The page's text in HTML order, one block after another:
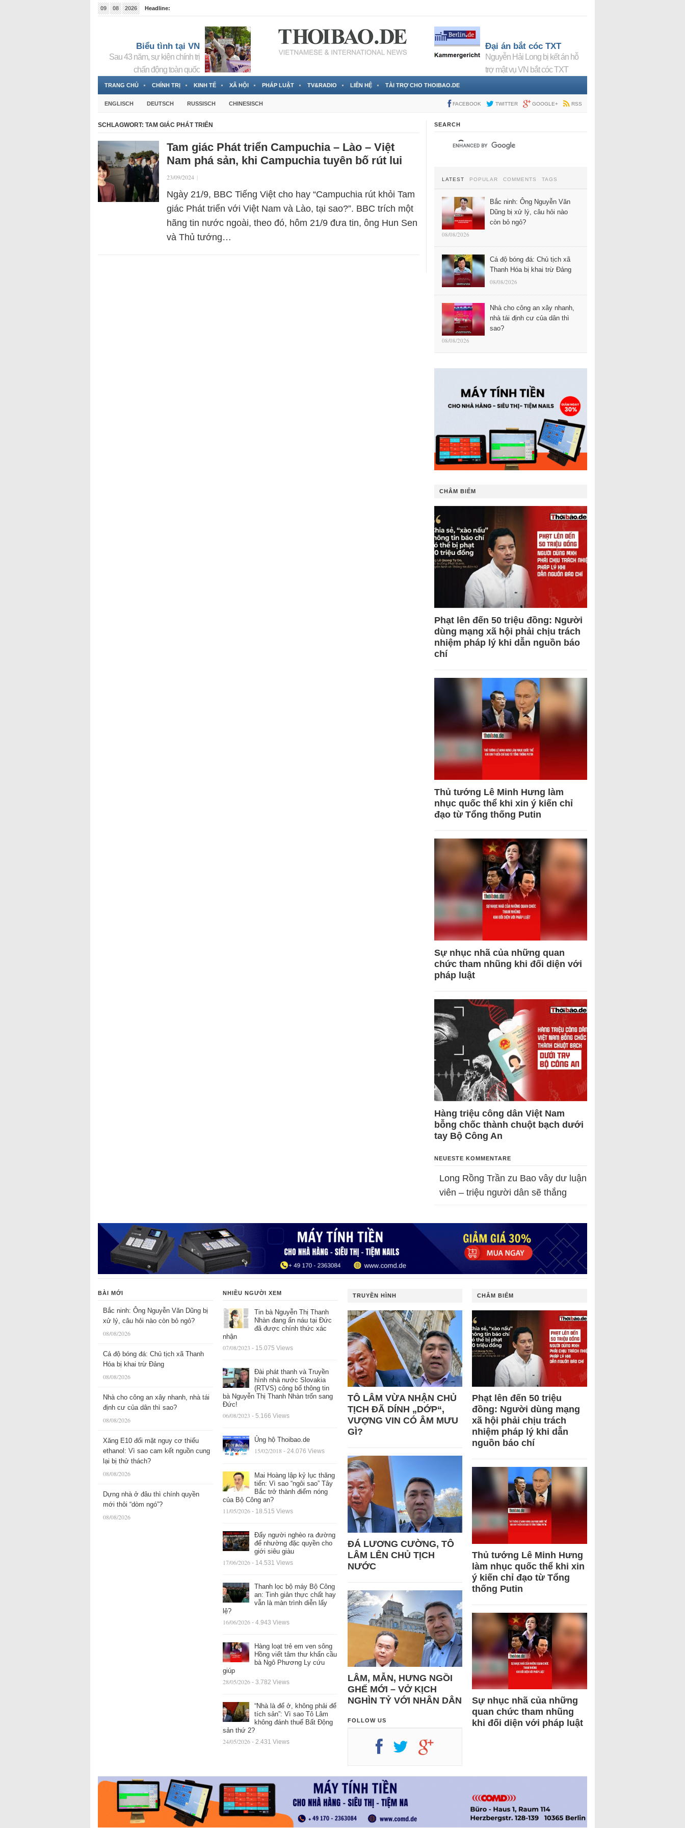
09 08 2026
Headline:
Biểu tình tại VN
Sau 43 năm, sự kiện chính trị
chấn động toàn quốc
Đại án bắt cóc TXT
Nguyễn Hải Long bị kết án hỗ
trợ mật vụ VN bắt cóc TXT
TRANG CHỦ CHÍNH TRỊ KINH TẾ XÃ HỘI PHÁP LUẬT TV&RADIO LIÊN HỆ TÀI TRỢ CHO THOIBAO.DE
ENGLISCH DEUTSCH RUSSISCH CHINESISCH FACEBOOK TWITTER GOOGLE+ RSS
SCHLAGWORT: TAM GIÁC PHÁT TRIỂN
Tam giác Phát triển Campuchia – Lào – Việt
Nam phá sản, khi Campuchia tuyên bố rút lui
23/09/2024 |
Ngày 21/9, BBC Tiếng Việt cho hay “Campuchia rút khỏi Tam
giác Phát triển với Việt Nam và Lào, tại sao?”. BBC trích một
hãng tin nước ngoài, theo đó, hôm 21/9 đưa tin, ông Hun Sen
và Thủ tướng…
SEARCH
LATEST POPULAR COMMENTS TAGS
Bắc ninh: Ông Nguyễn Văn
Dũng bị xử lý, câu hỏi nào
còn bỏ ngỏ?
08/08/2026
Cá độ bóng đá: Chủ tịch xã
Thanh Hóa bị khai trừ Đảng
08/08/2026
Nhà cho công an xây nhanh,
nhà tái định cư của dân thì
sao?
08/08/2026
CHÂM BIẾM
Phạt lên đến 50 triệu đồng: Người
dùng mạng xã hội phải chịu trách
nhiệm pháp lý khi dẫn nguồn báo
chí
Thủ tướng Lê Minh Hưng làm
nhục quốc thể khi xin ý kiến chỉ
đạo từ Tổng thống Putin
Sự nhục nhã của những quan
chức tham nhũng khi đối diện với
pháp luật
Hàng triệu công dân Việt Nam
bỗng chốc thành chuột bạch dưới
tay Bộ Công An
NEUESTE KOMMENTARE
Long Rồng Trần zu Bao vây dư luận
viên – triệu người dân sẽ thắng
BÀI MỚI
Bắc ninh: Ông Nguyễn Văn Dũng bị
xử lý, câu hỏi nào còn bỏ ngỏ?
08/08/2026
Cá độ bóng đá: Chủ tịch xã Thanh
Hóa bị khai trừ Đảng
08/08/2026
Nhà cho công an xây nhanh, nhà tái
định cư của dân thì sao?
08/08/2026
Xăng E10 đối mặt nguy cơ thiếu
ethanol: Vì sao cam kết nguồn cung
lại bị thử thách?
08/08/2026
Dựng nhà ở đâu thì chính quyền
mới thôi “dòm ngó”?
08/08/2026
NHIỀU NGƯỜI XEM
Tin bà Nguyễn Thị Thanh
Nhàn đang ẩn náu tại Đức
đã được chính thức xác
nhận
07/08/2023 - 15.075 Views
Đài phát thanh và Truyền
hình nhà nước Slovakia
(RTVS) công bố thông tin
bà Nguyễn Thị Thanh Nhàn trốn sang
Đức!
06/08/2023 - 5.166 Views
Ủng hộ Thoibao.de
15/02/2018 - 24.076 Views
Mai Hoàng lập kỷ lục thăng
tiến: Vì sao “ngôi sao” Tây
Bắc trở thành điểm nóng
của Bộ Công an?
11/05/2026 - 18.515 Views
Đẩy người nghèo ra đường
để nhường đặc quyền cho
giới siêu giàu
17/06/2026 - 14.531 Views
Thanh lọc bộ máy Bộ Công
an: Tinh giản thực chất hay
vẫn là màn trình diễn lấy
lệ?
16/06/2026 - 4.943 Views
Hàng loạt trẻ em ven sông
Hồng viết tâm thư khẩn cầu
bà Ngô Phương Ly cứu
giúp
28/05/2026 - 3.782 Views
“Nhà là để ở, không phải để
tích sản”: Vì sao Tô Lâm
không đánh thuế Bất Động
sản thứ 2?
24/05/2026 - 2.431 Views
TRUYỀN HÌNH
TÔ LÂM VỪA NHẬN CHỦ
TỊCH ĐÃ DÍNH „DỚP“,
VƯỢNG VIN CÓ ÂM MƯU
GÌ?
ĐÁ LƯƠNG CƯỜNG, TÔ
LÂM LÊN CHỦ TỊCH
NƯỚC
LÂM, MẪN, HƯNG NGỒI
GHẾ MỚI – VỞ KỊCH
NGHÌN TỶ VỚI NHÂN DÂN
FOLLOW US
CHÂM BIẾM
Phạt lên đến 50 triệu
đồng: Người dùng mạng
xã hội phải chịu trách
nhiệm pháp lý khi dẫn
nguồn báo chí
Thủ tướng Lê Minh Hưng
làm nhục quốc thể khi xin
ý kiến chỉ đạo từ Tổng
thống Putin
Sự nhục nhã của những
quan chức tham nhũng
khi đối diện với pháp luật